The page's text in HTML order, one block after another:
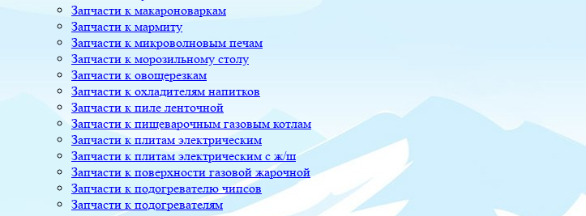
Запчасти к макароноваркам
Запчасти к мармиту
Запчасти к микроволновым печам
Запчасти к морозильному столу
Запчасти к овощерезкам
Запчасти к охладителям напитков
Запчасти к пиле ленточной
Запчасти к пищеварочным газовым котлам
Запчасти к плитам электрическим
Запчасти к плитам электрическим с ж/ш
Запчасти к поверхности газовой жарочной
Запчасти к подогревателю чипсов
Запчасти к подогревателям